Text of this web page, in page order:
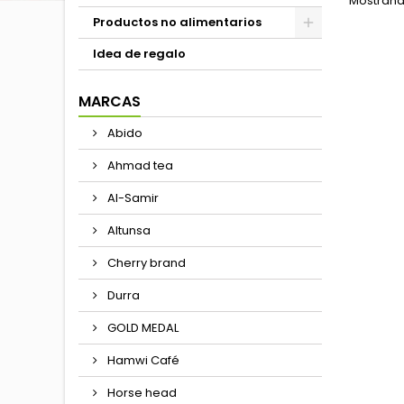
Productos no alimentarios
Idea de regalo
MARCAS
Abido
Ahmad tea
Al-Samir
Altunsa
Cherry brand
Durra
GOLD MEDAL
Hamwi Café
Horse head